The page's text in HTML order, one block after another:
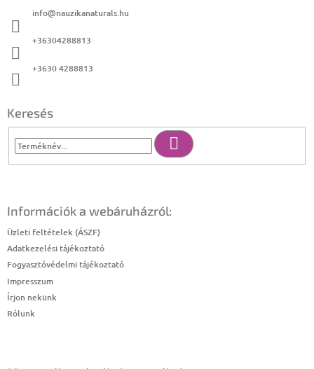
info@nauzikanaturals.hu
+36304288813
+3630 4288813
Keresés
Keresés
Információk a webáruházról:
Üzleti feltételek (ÁSZF)
Adatkezelési tájékoztató
Fogyasztóvédelmi tájékoztató
Impresszum
Írjon nekünk
Rólunk